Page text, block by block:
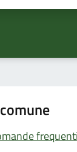
frequenti